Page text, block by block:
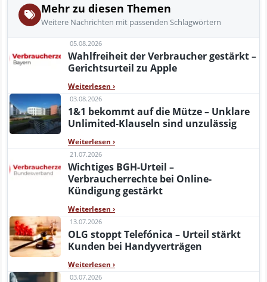
Mehr zu diesen Themen
Weitere Nachrichten mit passenden Schlagwörtern
05.08.2026
Wahlfreiheit der Verbraucher gestärkt –
Gerichtsurteil zu Apple
Weiterlesen ›
03.08.2026
1&1 bekommt auf die Mütze – Unklare
Unlimited-Klauseln sind unzulässig
Weiterlesen ›
21.07.2026
Wichtiges BGH-Urteil –
Verbraucherrechte bei Online-
Kündigung gestärkt
Weiterlesen ›
13.07.2026
OLG stoppt Telefónica – Urteil stärkt
Kunden bei Handyverträgen
Weiterlesen ›
03.07.2026